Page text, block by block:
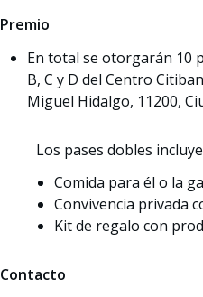
Premio
En total se otorgarán 10
B, C y D del Centro
Miguel Hidalgo, 11200,
Los pases dobles
Comida para él o la
Convivencia privada
Kit de regalo con
Contacto